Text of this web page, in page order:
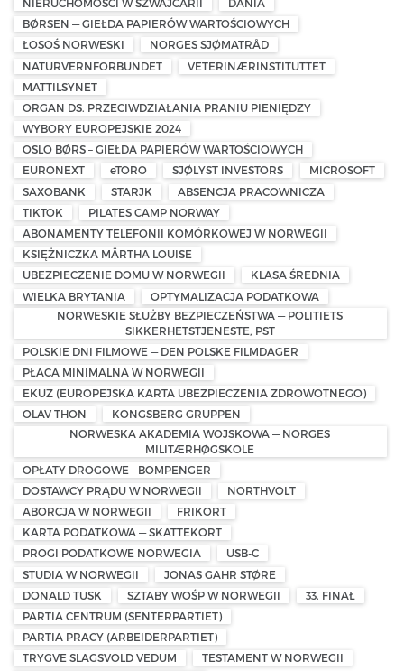
NIERUCHOMOŚCI W SZWAJCARII
DANIA
BØRSEN — GIEŁDA PAPIERÓW WARTOŚCIOWYCH
ŁOSOŚ NORWESKI
NORGES SJØMATRÅD
NATURVERNFORBUNDET
VETERINÆRINSTITUTTET
MATTILSYNET
ORGAN DS. PRZECIWDZIAŁANIA PRANIU PIENIĘDZY
WYBORY EUROPEJSKIE 2024
OSLO BØRS – GIEŁDA PAPIERÓW WARTOŚCIOWYCH
EURONEXT
eTORO SJØLYST INVESTORS
MICROSOFT
SAXOBANK
STARJK
ABSENCJA PRACOWNICZA
TIKTOK
PILATES CAMP NORWAY
ABONAMENTY TELEFONII KOMÓRKOWEJ W NORWEGII
KSIĘŻNICZKA MÄRTHA LOUISE
UBEZPIECZENIE DOMU W NORWEGII
KLASA ŚREDNIA
WIELKA BRYTANIA
OPTYMALIZACJA PODATKOWA
NORWESKIE SŁUŻBY BEZPIECZEŃSTWA — POLITIETS
SIKKERHETSTJENESTE, PST
POLSKIE DNI FILMOWE — DEN POLSKE FILMDAGER
PŁACA MINIMALNA W NORWEGII
EKUZ (EUROPEJSKA KARTA UBEZPIECZENIA ZDROWOTNEGO)
OLAV THON
KONGSBERG GRUPPEN
NORWESKA AKADEMIA WOJSKOWA — NORGES
MILITÆRHØGSKOLE
OPŁATY DROGOWE - BOMPENGER
DOSTAWCY PRĄDU W NORWEGII
NORTHVOLT
ABORCJA W NORWEGII
FRIKORT
KARTA PODATKOWA — SKATTEKORT
PROGI PODATKOWE NORWEGIA
USB-C
STUDIA W NORWEGII
JONAS GAHR STØRE
DONALD TUSK
SZTABY WOŚP W NORWEGII
33. FINAŁ
PARTIA CENTRUM (SENTERPARTIET)
PARTIA PRACY (ARBEIDERPARTIET)
TRYGVE SLAGSVOLD VEDUM
TESTAMENT W NORWEGII